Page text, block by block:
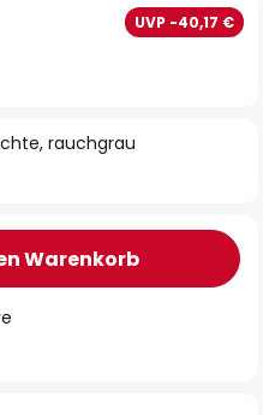
rauchgrau
UVP -40,17 €
Warenkorb